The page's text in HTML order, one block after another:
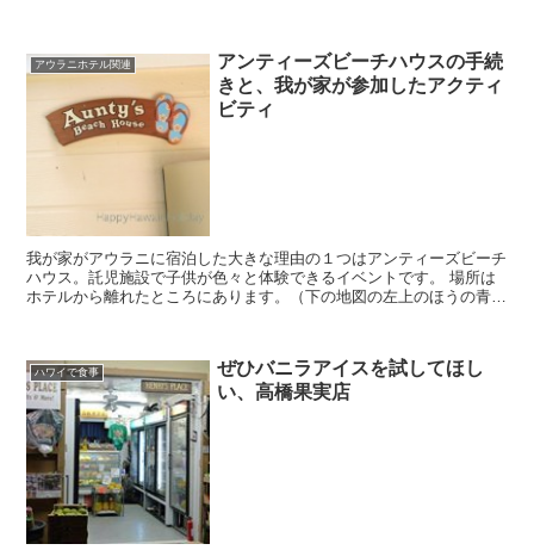
アウラニホテル関連
アンティーズビーチハウスの手続
きと、我が家が参加したアクティ
ビティ
我が家がアウラニに宿泊した大きな理由の１つはアンティーズビーチ
ハウス。託児施設で子供が色々と体験できるイベントです。 場所は
ホテルから離れたところにあります。（下の地図の左上のほうの青丸
ハワイで食事
ぜひバニラアイスを試してほし
い、高橋果実店